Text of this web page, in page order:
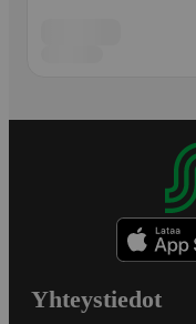
Yhteystiedot